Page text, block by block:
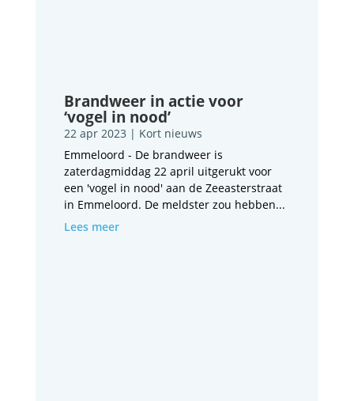
Brandweer in actie voor
‘vogel in nood’
22 apr 2023 | Kort nieuws
Emmeloord - De brandweer is
zaterdagmiddag 22 april uitgerukt voor
een 'vogel in nood' aan de Zeeasterstraat
in Emmeloord. De meldster zou hebben...
Lees meer